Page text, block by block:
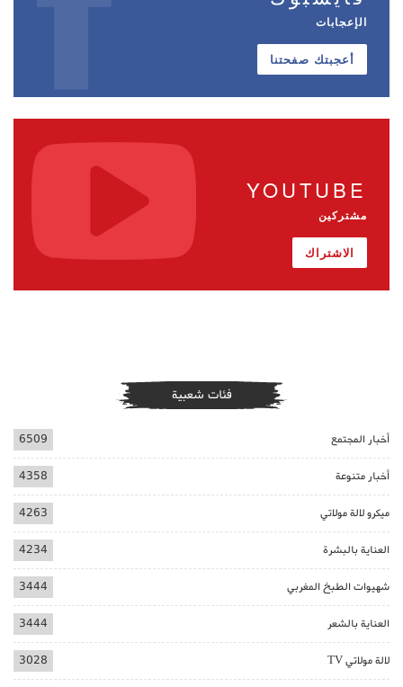
الإعجابات
أعجبتك صفحتنا
YOUTUBE
مشتركين
الاشتراك
فئات شعبية
أخبار المجتمع 6509
أخبار متنوعة 4358
ميكرو لالة مولاتي 4263
العناية بالبشرة 4234
شهيوات الطبخ المغربي 3444
العناية بالشعر 3444
لالة مولاتي TV 3028